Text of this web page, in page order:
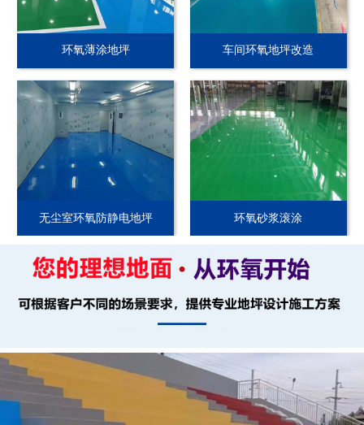
环氧薄涂地坪 车间环氧地坪改造
无尘室环氧防静电地坪 环氧砂浆滚涂